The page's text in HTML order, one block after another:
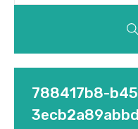
788417b8-
3ecb2a89abbd